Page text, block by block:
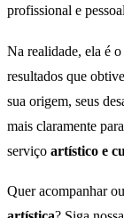
profissional e
Na realidade, ela é
resultados que
sua origem, seus
mais claramente
serviço artístico e
Quer acompanhar